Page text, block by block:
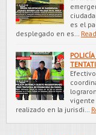
es el
desplegado en es…
vigente
realizado en la jurisdi…